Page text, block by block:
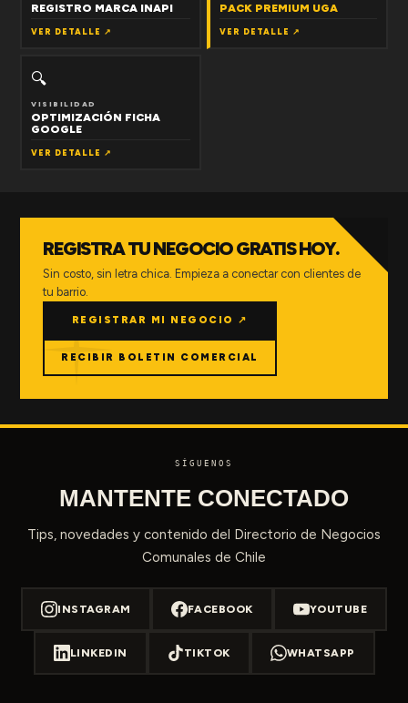
REGISTRO MARCA INAPI
VER DETALLE ↗
PACK PREMIUM UGA
VER DETALLE ↗
🔍
VISIBILIDAD
OPTIMIZACIÓN FICHA
GOOGLE
VER DETALLE ↗
REGISTRA TU NEGOCIO GRATIS HOY.
Sin costo, sin letra chica. Empieza a conectar con clientes de
tu barrio.
REGISTRAR MI NEGOCIO ↗
RECIBIR BOLETIN COMERCIAL
SÍGUENOS
MANTENTE CONECTADO
Tips, novedades y contenido del Directorio de Negocios
Comunales de Chile
INSTAGRAM FACEBOOK YOUTUBE
LINKEDIN TIKTOK WHATSAPP